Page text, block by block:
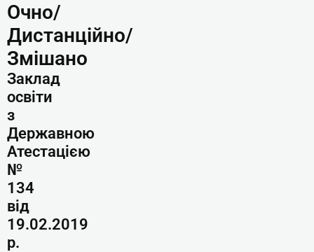
Очно/
Дистанційно/
Змішано
Заклад
освіти
з
Державною
Атестацією
№
134
від
19.02.2019
р.